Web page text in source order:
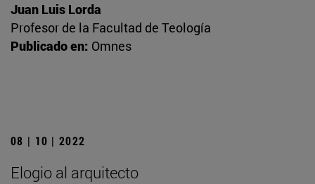
Juan Luis Lorda
Profesor de la Facultad de Teología
Publicado en: Omnes
08 | 10 | 2022
Elogio al arquitecto